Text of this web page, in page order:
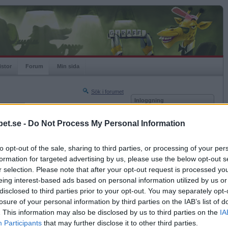
- Do Not Process My Personal Information
opt-out of the sale, sharing to third parties, or processing of your
for targeted advertising by us, please use the below opt-out
selection. Please note that after your opt-out request is processed
interest-based ads based on personal information utilized by us
to third parties prior to your opt-out. You may separately
of your personal information by third parties on the IAB’s list of
This information may also be disclosed by us to third parties on the
Participants that may further disclose it to other third parties.
Forum Min sida
Sök i forumet
Nästa sida »
2022-01-08 06:25
mountains?
Inloggning
Kom ihåg mig
Glömt ditt lösenord?
Få ny aktiveringslänk
Betapet är gratis!